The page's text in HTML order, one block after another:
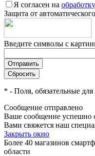
Я согласен на
Защита от
Введите символы с
* - Поля, обязательные
Сообщение отправлено
Ваше сообщение успешно
Вами свяжется наш
Закрыть окно
Более 40 магазинов
области